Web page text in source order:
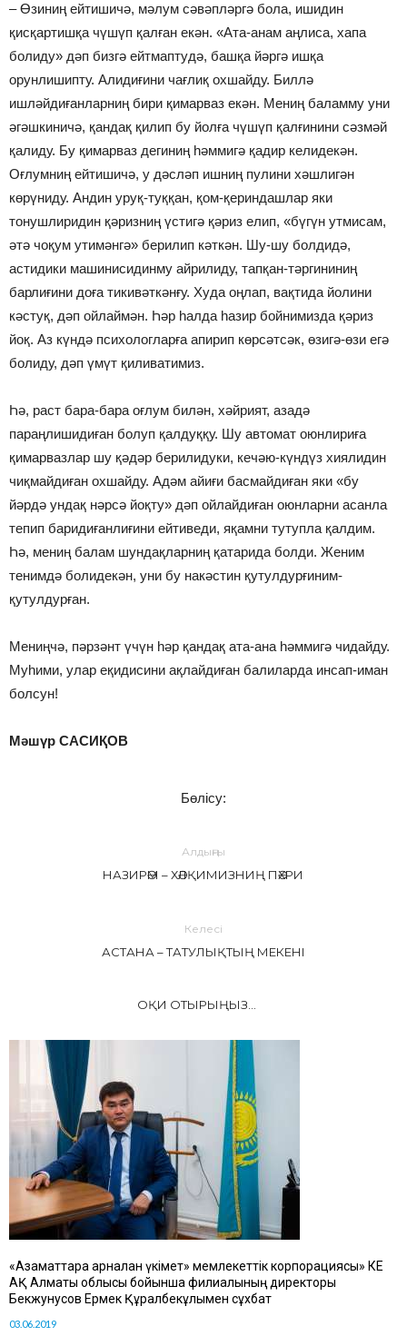
– Өзиниң ейтишичә, мәлум сәвәпләргә бола, ишидин
қисқартишқа чүшүп қалған екән. «Ата-анам аңлиса, хапа
болиду» дәп бизгә ейтмаптудә, башқа йәргә ишқа
орунлишипту. Алидиғини чағлиқ охшайду. Биллә
ишләйдиғанларниң бири қимарваз екән. Мениң баламму уни
әгәшкиничә, қандақ қилип бу йолға чүшүп қалғинини сәзмәй
қалиду. Бу қимарваз дегиниң һәммигә қадир келидекән.
Оғлумниң ейтишичә, у дәсләп ишниң пулини хәшлигән
көрүниду. Андин уруқ-туққан, қом-қериндашлар яки
тонушлиридин қәризниң үстигә қәриз елип, «бүгүн утмисам,
әтә чоқум утимәнгә» берилип кәткән. Шу-шу болдидә,
астидики машинисидинму айрилиду, тапқан-тәргининиң
барлиғини доға тикивәткәнғу. Худа оңлап, вақтида йолини
кәстуқ, дәп ойлаймән. Һәр һалда һазир бойнимизда қәриз
йоқ. Аз күндә психологларға апирип көрсәтсәк, өзигә-өзи егә
болиду, дәп үмүт қиливатимиз.
Һә, раст бара-бара оғлум билән, хәйрият, азадә
параңлишидиған болуп қалдуққу. Шу автомат оюнлириға
қимарвазлар шу қәдәр берилидуки, кечәю-күндүз хиялидин
чиқмайдиған охшайду. Адәм айиғи басмайдиған яки «бу
йәрдә ундақ нәрсә йоқту» дәп ойлайдиған оюнларни асанла
тепип баридиғанлиғини ейтиведи, яқамни тутупла қалдим.
Һә, мениң балам шундақларниң қатарида болди. Женим
тенимдә болидекән, уни бу накәстин қутулдурғиним-
қутулдурған.
Мениңчә, пәрзәнт үчүн һәр қандақ ата-ана һәммигә чидайду.
Муһими, улар еқидисини ақлайдиған балиларда инсап-иман
болсун!
Мәшүр САСИҚОВ
Бөлісу:
Алдыңғы
НАЗИРӘМ – ХӘЛҚИМИЗНИҢ ПӘХРИ
Келесі
АСТАНА – ТАТУЛЫҚТЫҢ МЕКЕНІ
ОҚИ ОТЫРЫҢЫЗ...
«Азаматтарға арналған үкімет» мемлекеттік корпорациясы» КЕ
АҚ Алматы облысы бойынша филиалының директоры
Бекжунусов Ермек Құралбекұлымен сұхбат
03.06.2019